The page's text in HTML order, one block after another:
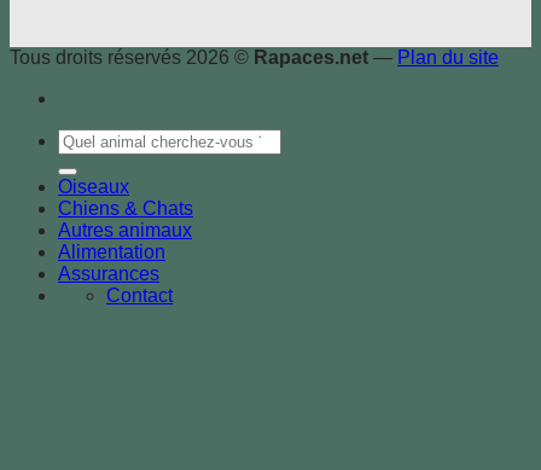
Tous droits réservés 2026 © Rapaces.net — Plan du site
Oiseaux
Chiens & Chats
Autres animaux
Alimentation
Assurances
Contact